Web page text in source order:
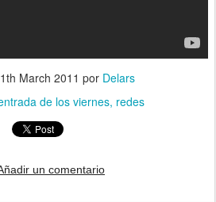
March 2011 por Delars
de los viernes redes
un comentario